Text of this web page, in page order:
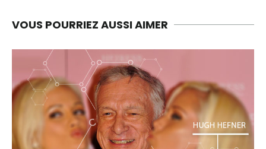
VOUS POURRIEZ AUSSI AIMER